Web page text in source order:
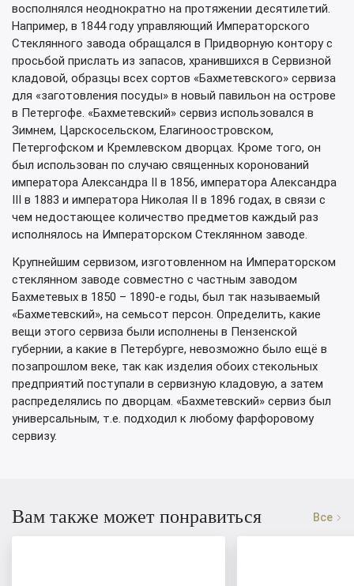
восполнялся неоднократно на протяжении десятилетий.
Например, в 1844 году управляющий Императорского
Стеклянного завода обращался в Придворную контору с
просьбой прислать из запасов, хранившихся в Сервизной
кладовой, образцы всех сортов «Бахметевского» сервиза
для «заготовления посуды» в новый павильон на острове
в Петергофе. «Бахметевский» сервиз использовался в
Зимнем, Царскосельском, Елагиноостровском,
Петергофском и Кремлевском дворцах. Кроме того, он
был использован по случаю священных коронований
императора Александра II в 1856, императора Александра
III в 1883 и императора Николая II в 1896 годах, в связи с
чем недостающее количество предметов каждый раз
исполнялось на Императорском Стеклянном заводе.
Крупнейшим сервизом, изготовленном на Императорском
стеклянном заводе совместно с частным заводом
Бахметевых в 1850 – 1890-е годы, был так называемый
«Бахметевский», на семьсот персон. Определить, какие
вещи этого сервиза были исполнены в Пензенской
губернии, а какие в Петербурге, невозможно было ещё в
позапрошлом веке, так как изделия обоих стекольных
предприятий поступали в сервизную кладовую, а затем
распределялись по дворцам. «Бахметевский» сервиз был
универсальным, т.е. подходил к любому фарфоровому
сервизу.
Вам также может понравиться Все